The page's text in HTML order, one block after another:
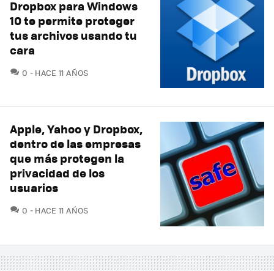
Dropbox para Windows
10 te permite proteger
tus archivos usando tu
cara
0 COMENTARIOS
HACE 11 AÑOS
Apple, Yahoo y Dropbox,
dentro de las empresas
que más protegen la
privacidad de los
usuarios
0 COMENTARIOS
HACE 11 AÑOS